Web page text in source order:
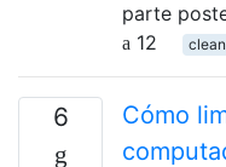
parte
12
6
Cómo